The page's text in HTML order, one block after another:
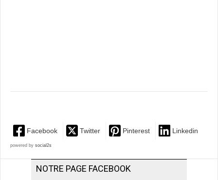
Facebook Twitter Pinterest Linkedin
powered by social2s
NOTRE PAGE FACEBOOK